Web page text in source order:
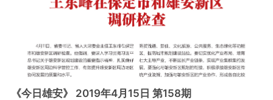
《今日雄安》 2019年4月15日 第158期